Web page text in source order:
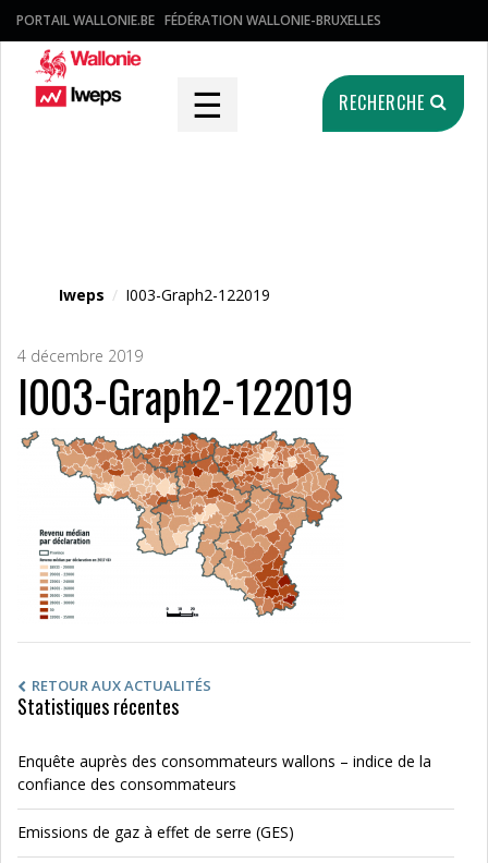
PORTAIL WALLONIE.BE FÉDÉRATION WALLONIE-BRUXELLES
☰ RECHERCHE
Iweps / I003-Graph2-122019
4 décembre 2019
I003-Graph2-122019
RETOUR AUX ACTUALITÉS
Statistiques récentes
Enquête auprès des consommateurs wallons – indice de la
confiance des consommateurs
Emissions de gaz à effet de serre (GES)